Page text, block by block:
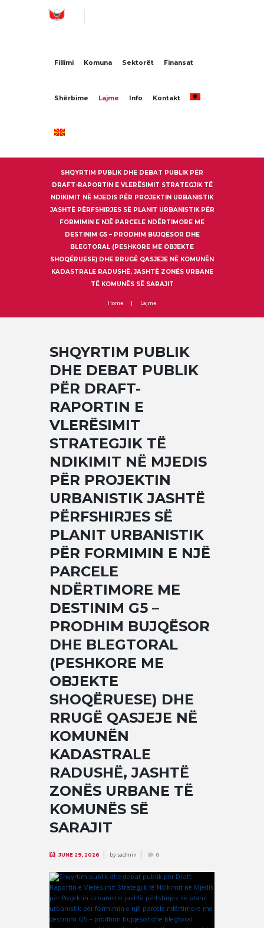
Fillimi Komuna Sektorët Finansat
Shërbime Lajme Info Kontakt
SHQYRTIM PUBLIK DHE DEBAT PUBLIK PËR
DRAFT-RAPORTIN E VLERËSIMIT STRATEGJIK TË
NDIKIMIT NË MJEDIS PËR PROJEKTIN URBANISTIK
JASHTË PËRFSHIRJES SË PLANIT URBANISTIK PËR
FORMIMIN E NJË PARCELE NDËRTIMORE ME
DESTINIM G5 – PRODHIM BUJQËSOR DHE
BLEGTORAL (PESHKORE ME OBJEKTE
SHOQËRUESE) DHE RRUGË QASJEJE NË KOMUNËN
KADASTRALE RADUSHË, JASHTË ZONËS URBANE
TË KOMUNËS SË SARAJIT
Home Lajme
SHQYRTIM PUBLIK
DHE DEBAT PUBLIK
PËR DRAFT-
RAPORTIN E
VLERËSIMIT
STRATEGJIK TË
NDIKIMIT NË MJEDIS
PËR PROJEKTIN
URBANISTIK JASHTË
PËRFSHIRJES SË
PLANIT URBANISTIK
PËR FORMIMIN E NJË
PARCELE
NDËRTIMORE ME
DESTINIM G5 –
PRODHIM BUJQËSOR
DHE BLEGTORAL
(PESHKORE ME
OBJEKTE
SHOQËRUESE) DHE
RRUGË QASJEJE NË
KOMUNËN
KADASTRALE
RADUSHË, JASHTË
ZONËS URBANE TË
KOMUNËS SË
SARAJIT
JUNE 29, 2026 bysadmin 0